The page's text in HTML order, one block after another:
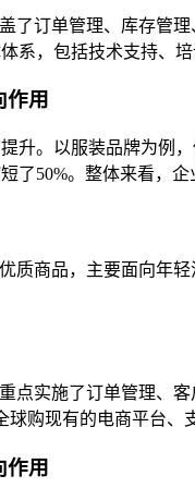
了订单管理、库存管
系，包括技术支持、
作用
升。以服装品牌为例
了50%。整体来看，
质商品，主要面向年
点实施了订单管理、
购现有的电商平台、
作用